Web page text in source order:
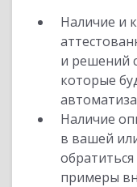
Наличие и
и решений
которые
Наличие
в вашей
примеры